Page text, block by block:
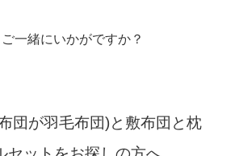
一緒にいかがですか？
団が羽毛布団)と敷布団と枕